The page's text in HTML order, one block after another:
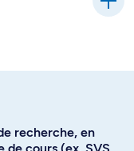
recherche, en